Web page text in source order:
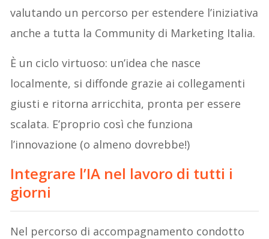
valutando un percorso per estendere l’iniziativa
anche a tutta la Community di Marketing Italia.
È un ciclo virtuoso: un’idea che nasce
localmente, si diffonde grazie ai collegamenti
giusti e ritorna arricchita, pronta per essere
scalata. E’proprio così che funziona
l’innovazione (o almeno dovrebbe!)
Integrare l’IA nel lavoro di tutti i
giorni
Nel percorso di accompagnamento condotto